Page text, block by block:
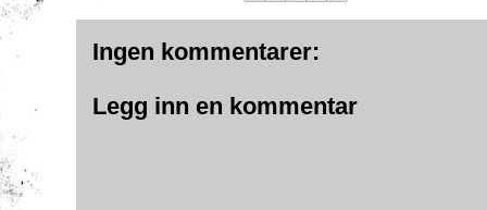
Ingen kommentarer:
Legg inn en kommentar